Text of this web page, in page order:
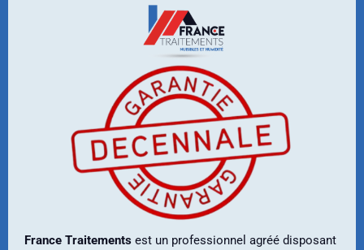
France Traitements est un professionnel agréé disposant